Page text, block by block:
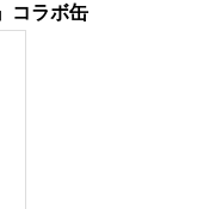
コラボ缶